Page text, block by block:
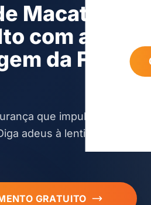
Macatuba
com a
da Fox
que impulsionam
adeus à lentidão e
GRATUITO